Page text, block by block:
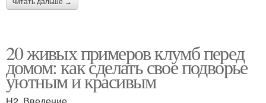
читать дальше →
20 живых примеров клумб перед
домом: как сделать свое подворье
уютным и красивым